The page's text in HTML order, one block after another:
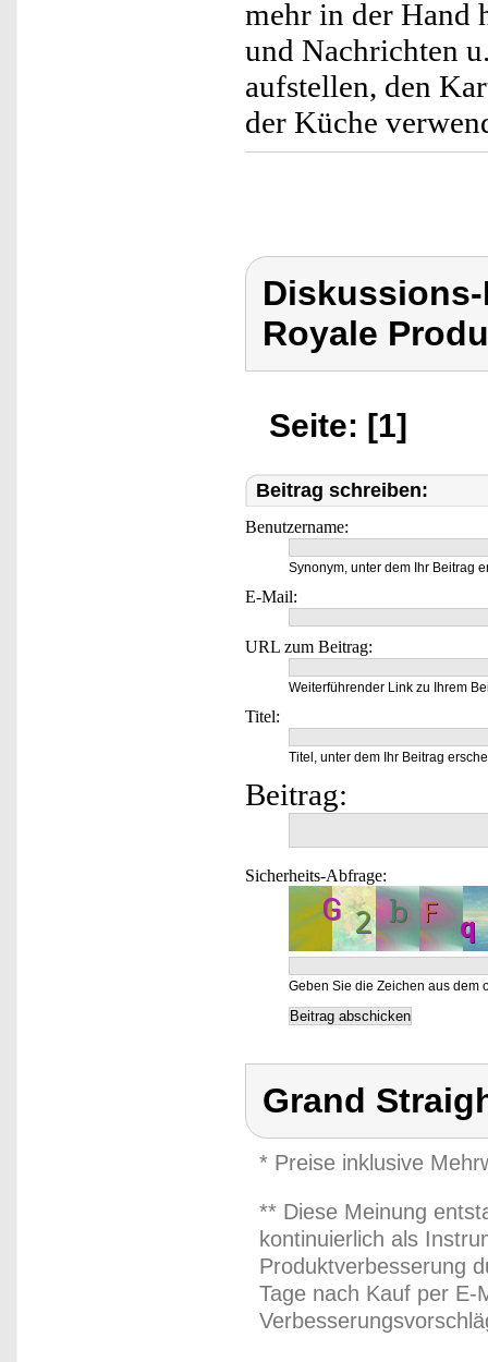
mehr in der Hand
und Nachrichten
aufstellen, den
der Küche
Royale
Seite: [1]
Beitrag schreiben:
Benutzername:
Synonym, unter dem Ihr Beitrag
E-Mail:
URL zum Beitrag:
Weiterführender Link zu Ihrem
Titel:
Titel, unter dem Ihr Beitrag
Beitrag:
Sicherheits-Abfrage:
Geben Sie die Zeichen aus dem
Grand
* Preise inklusive
** Diese Meinung
kontinuierlich als
Produktverbesserung
Tage nach Kauf per E-